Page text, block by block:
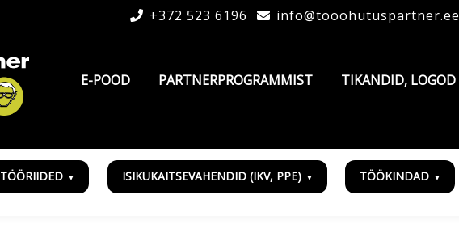
+372 523 6196 info@tooohutuspartner.ee
E-POOD PARTNERPROGRAMMIST TIKANDID, LOGOD
TÖÖRIIDED ISIKUKAITSEVAHENDID (IKV, PPE) TÖÖKINDAD